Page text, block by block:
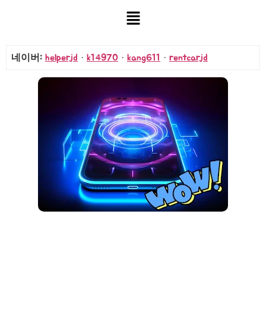
네이버: helperjd · k14970 · kang611 · rentcarjd